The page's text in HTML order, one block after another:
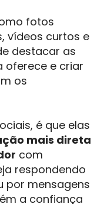
fotos
vídeos curtos e
destacar as
oferece e criar
os
é que elas
mais direta
com
respondendo
por mensagens
a confiança